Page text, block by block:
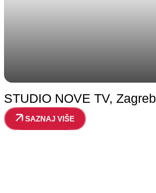
STUDIO NOVE TV, Zagreb
SAZNAJ VIŠE